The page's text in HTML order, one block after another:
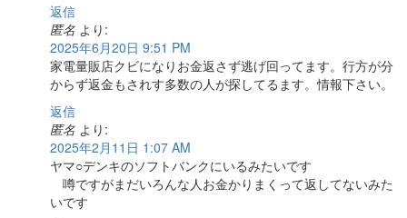
返信
匿名 より:
2025年6月20日 9:51 PM
家電量販店クビになりお金返さず逃げ回ってます。行方が分
からず返金もされす多数の人が探してるます。情報下さい。
返信
匿名 より:
2025年2月11日 1:07 AM
ヤマ○デンキのソフトバンクにいるみたいです
噂ですがまだいろんな人お金かりまくって返してないみた
いです